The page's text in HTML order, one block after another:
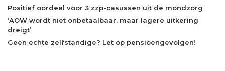
Positief oordeel voor 3 zzp-casussen uit de mondzorg
‘AOW wordt niet onbetaalbaar, maar lagere uitkering
dreigt’
Geen echte zelfstandige? Let op pensioengevolgen!